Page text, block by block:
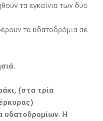
τα εγκαίνια των δύο
τα υδατοδρόμια σε
(στα τρία
υδατοδρομίων. Η